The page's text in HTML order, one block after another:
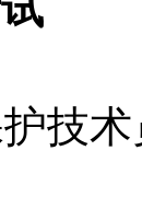
护技